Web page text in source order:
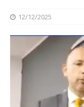
12/12/2025